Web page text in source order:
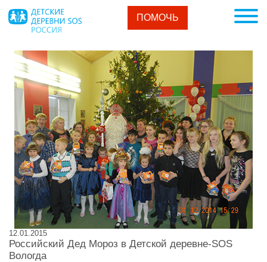
ПОМОЧЬ
12.01.2015
Российский Дед Мороз в Детской деревне-SOS
Вологда